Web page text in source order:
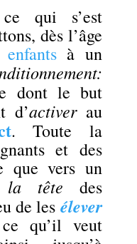
qui s’est
dès l’âge
enfantsà un
dont le but
d’activerau
. Toute la
et des
que vers un
la tête des
de les élever
qu’il veut